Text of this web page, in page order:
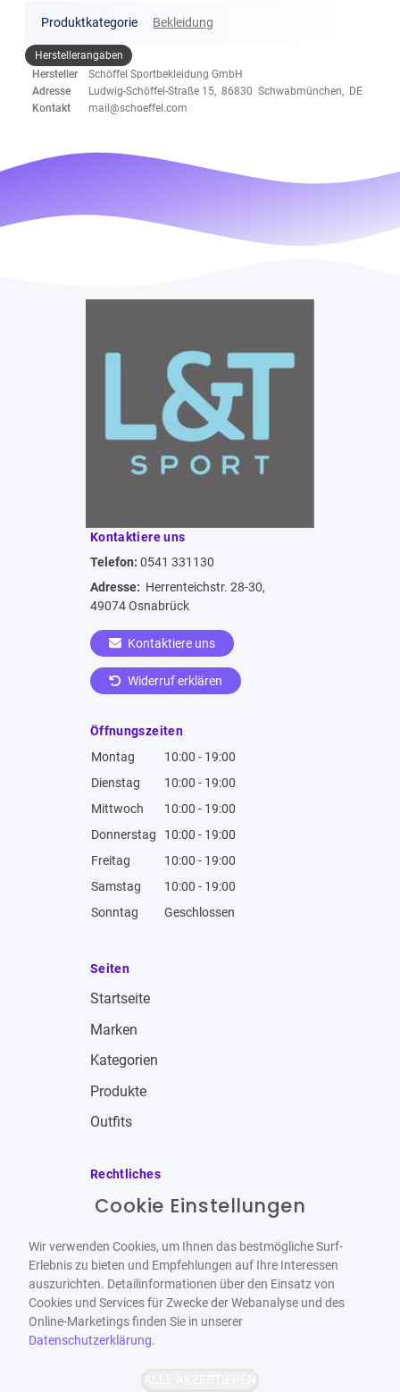
Produktkategorie Bekleidung
Herstellerangaben
Hersteller
Schöffel Sportbekleidung GmbH
Adresse
Ludwig-Schöffel-Straße 15, 86830 Schwabmünchen, DE
Kontakt
mail@schoeffel.com
Kontaktiere uns
Telefon: 0541 331130
Adresse: Herrenteichstr. 28-30,
49074 Osnabrück
Kontaktiere uns
Widerruf erklären
Öffnungszeiten
Montag
10:00 - 19:00
Dienstag
10:00 - 19:00
Mittwoch
10:00 - 19:00
Donnerstag
10:00 - 19:00
Freitag
10:00 - 19:00
Samstag
10:00 - 19:00
Sonntag
Geschlossen
Seiten
Startseite
Marken
Kategorien
Produkte
Outfits
Rechtliches
Impressum
Datenschutzbestimmungen
Widerrufsbelehrung
Cookie Einstellungen
Wir verwenden Cookies, um Ihnen das bestmögliche Surf-
Erlebnis zu bieten und Empfehlungen auf Ihre Interessen
auszurichten. Detailinformationen über den Einsatz von
Cookies und Services für Zwecke der Webanalyse und des
Online-Marketings finden Sie in unserer
Datenschutzerklärung.
ALLE AKZEPTIEREN